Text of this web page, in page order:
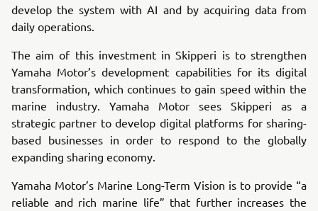
develop the system with AI and by acquiring data from
daily operations.
The aim of this investment in Skipperi is to strengthen
Yamaha Motor’s development capabilities for its digital
transformation, which continues to gain speed within the
marine industry. Yamaha Motor sees Skipperi as a
strategic partner to develop digital platforms for sharing-
based businesses in order to respond to the globally
expanding sharing economy.
Yamaha Motor’s Marine Long-Term Vision is to provide “a
reliable and rich marine life” that further increases the